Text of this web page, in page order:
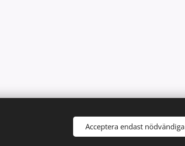
Acceptera endast nödvändiga